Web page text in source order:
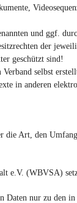
und ggf.
der
geschützt sind!
selbst
in anderen
die Art, den
e.V. (WBVSA)
Daten nur zu den